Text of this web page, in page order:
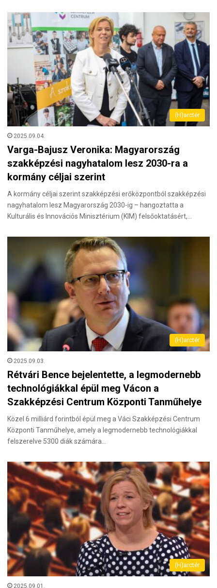
(H)arctér
2025.09.04.
Varga-Bajusz Veronika: Magyarország
szakképzési nagyhatalom lesz 2030-ra a
kormány céljai szerint
A kormány céljai szerint szakképzési erőközpontból szakképzési
nagyhatalom lesz Magyarország 2030-ig – hangoztatta a
Kulturális és Innovációs Minisztérium (KIM) felsőoktatásért,…
(H)arctér
2025.09.03.
Rétvári Bence bejelentette, a legmodernebb
technológiákkal épül meg Vácon a
Szakképzési Centrum Központi Tanműhelye
Közel 6 milliárd forintból épül meg a Váci Szakképzési Centrum
Központi Tanműhelye, amely a legmodernebb technológiákkal
felszerelve 5300 diák számára…
(H)arctér
2025.09.01.